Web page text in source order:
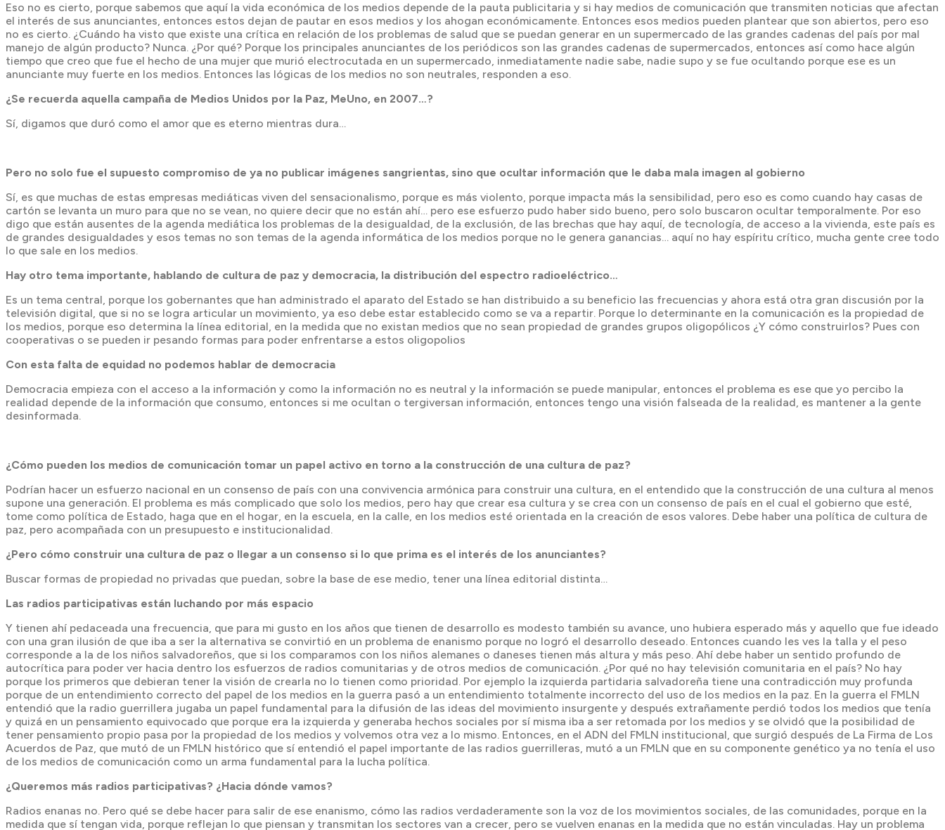
Eso no es cierto, porque sabemos que aquí la vida económica de los medios depende de la pauta publicitaria y si hay medios de comunicación que transmiten noticias que afectan
el interés de sus anunciantes, entonces estos dejan de pautar en esos medios y los ahogan económicamente. Entonces esos medios pueden plantear que son abiertos, pero eso
no es cierto. ¿Cuándo ha visto que existe una crítica en relación de los problemas de salud que se puedan generar en un supermercado de las grandes cadenas del país por mal
manejo de algún producto? Nunca. ¿Por qué? Porque los principales anunciantes de los periódicos son las grandes cadenas de supermercados, entonces así como hace algún
tiempo que creo que fue el hecho de una mujer que murió electrocutada en un supermercado, inmediatamente nadie sabe, nadie supo y se fue ocultando porque ese es un
anunciante muy fuerte en los medios. Entonces las lógicas de los medios no son neutrales, responden a eso.
¿Se recuerda aquella campaña de Medios Unidos por la Paz, MeUno, en 2007…?
Sí, digamos que duró como el amor que es eterno mientras dura…
Pero no solo fue el supuesto compromiso de ya no publicar imágenes sangrientas, sino que ocultar información que le daba mala imagen al gobierno
Sí, es que muchas de estas empresas mediáticas viven del sensacionalismo, porque es más violento, porque impacta más la sensibilidad, pero eso es como cuando hay casas de
cartón se levanta un muro para que no se vean, no quiere decir que no están ahí… pero ese esfuerzo pudo haber sido bueno, pero solo buscaron ocultar temporalmente. Por eso
digo que están ausentes de la agenda mediática los problemas de la desigualdad, de la exclusión, de las brechas que hay aquí, de tecnología, de acceso a la vivienda, este país es
de grandes desigualdades y esos temas no son temas de la agenda informática de los medios porque no le genera ganancias… aquí no hay espíritu crítico, mucha gente cree todo
lo que sale en los medios.
Hay otro tema importante, hablando de cultura de paz y democracia, la distribución del espectro radioeléctrico…
Es un tema central, porque los gobernantes que han administrado el aparato del Estado se han distribuido a su beneficio las frecuencias y ahora está otra gran discusión por la
televisión digital, que si no se logra articular un movimiento, ya eso debe estar establecido como se va a repartir. Porque lo determinante en la comunicación es la propiedad de
los medios, porque eso determina la línea editorial, en la medida que no existan medios que no sean propiedad de grandes grupos oligopólicos ¿Y cómo construirlos? Pues con
cooperativas o se pueden ir pesando formas para poder enfrentarse a estos oligopolios
Con esta falta de equidad no podemos hablar de democracia
Democracia empieza con el acceso a la información y como la información no es neutral y la información se puede manipular, entonces el problema es ese que yo percibo la
realidad depende de la información que consumo, entonces si me ocultan o tergiversan información, entonces tengo una visión falseada de la realidad, es mantener a la gente
desinformada.
¿Cómo pueden los medios de comunicación tomar un papel activo en torno a la construcción de una cultura de paz?
Podrían hacer un esfuerzo nacional en un consenso de país con una convivencia armónica para construir una cultura, en el entendido que la construcción de una cultura al menos
supone una generación. El problema es más complicado que solo los medios, pero hay que crear esa cultura y se crea con un consenso de país en el cual el gobierno que esté,
tome como política de Estado, haga que en el hogar, en la escuela, en la calle, en los medios esté orientada en la creación de esos valores. Debe haber una política de cultura de
paz, pero acompañada con un presupuesto e institucionalidad.
¿Pero cómo construir una cultura de paz o llegar a un consenso si lo que prima es el interés de los anunciantes?
Buscar formas de propiedad no privadas que puedan, sobre la base de ese medio, tener una línea editorial distinta…
Las radios participativas están luchando por más espacio
Y tienen ahí pedaceada una frecuencia, que para mi gusto en los años que tienen de desarrollo es modesto también su avance, uno hubiera esperado más y aquello que fue ideado
con una gran ilusión de que iba a ser la alternativa se convirtió en un problema de enanismo porque no logró el desarrollo deseado. Entonces cuando les ves la talla y el peso
corresponde a la de los niños salvadoreños, que si los comparamos con los niños alemanes o daneses tienen más altura y más peso. Ahí debe haber un sentido profundo de
autocrítica para poder ver hacia dentro los esfuerzos de radios comunitarias y de otros medios de comunicación. ¿Por qué no hay televisión comunitaria en el país? No hay
porque los primeros que debieran tener la visión de crearla no lo tienen como prioridad. Por ejemplo la izquierda partidaria salvadoreña tiene una contradicción muy profunda
porque de un entendimiento correcto del papel de los medios en la guerra pasó a un entendimiento totalmente incorrecto del uso de los medios en la paz. En la guerra el FMLN
entendió que la radio guerrillera jugaba un papel fundamental para la difusión de las ideas del movimiento insurgente y después extrañamente perdió todos los medios que tenía
y quizá en un pensamiento equivocado que porque era la izquierda y generaba hechos sociales por sí misma iba a ser retomada por los medios y se olvidó que la posibilidad de
tener pensamiento propio pasa por la propiedad de los medios y volvemos otra vez a lo mismo. Entonces, en el ADN del FMLN institucional, que surgió después de La Firma de Los
Acuerdos de Paz, que mutó de un FMLN histórico que sí entendió el papel importante de las radios guerrilleras, mutó a un FMLN que en su componente genético ya no tenía el uso
de los medios de comunicación como un arma fundamental para la lucha política.
¿Queremos más radios participativas? ¿Hacia dónde vamos?
Radios enanas no. Pero qué se debe hacer para salir de ese enanismo, cómo las radios verdaderamente son la voz de los movimientos sociales, de las comunidades, porque en la
medida que sí tengan vida, porque reflejan lo que piensan y transmitan los sectores van a crecer, pero se vuelven enanas en la medida que no están vinculadas. Hay un problema